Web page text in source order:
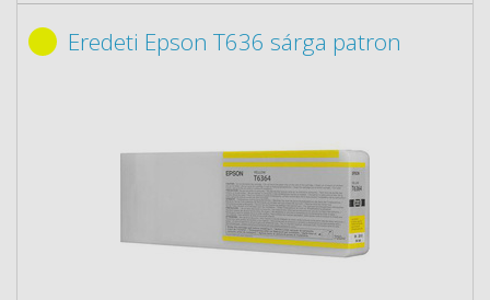
Eredeti Epson T636 sárga patron